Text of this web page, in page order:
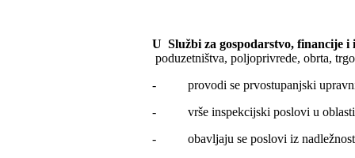
U Službi za gospodarstvo, financije i
poduzetništva, poljoprivrede, obrta,
- provodi se prvostupanjski upravni
- vrše inspekcijski poslovi u oblasti
- obavljaju se poslovi iz nadležnosti